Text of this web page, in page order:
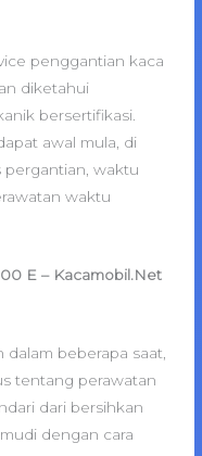
penggantian kaca
diketahui
bersertifikasi.
awal mula, di
pergantian, waktu
waktu
E – Kacamobil.Net
beberapa saat,
tentang perawatan
dari bersihkan
dengan cara